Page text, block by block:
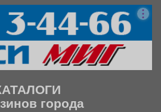
города